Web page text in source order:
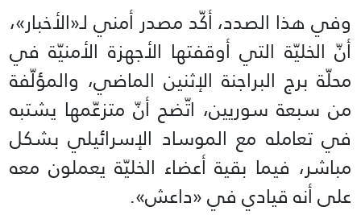
وفي هذا الصدد، أكّد مصدر أمني لـ«الأخبار»،
أنّ الخليّة التي أوقفتها الأجهزة الأمنيّة في
محلّة برج البراجنة الإثنين الماضي، والمؤلّفة
من سبعة سوريين، اتّضح أنّ متزعّمها يشتبه
في تعامله مع الموساد الإسرائيلي بشكل
مباشر، فيما بقية أعضاء الخليّة يعملون معه
على أنه قيادي في «داعش».